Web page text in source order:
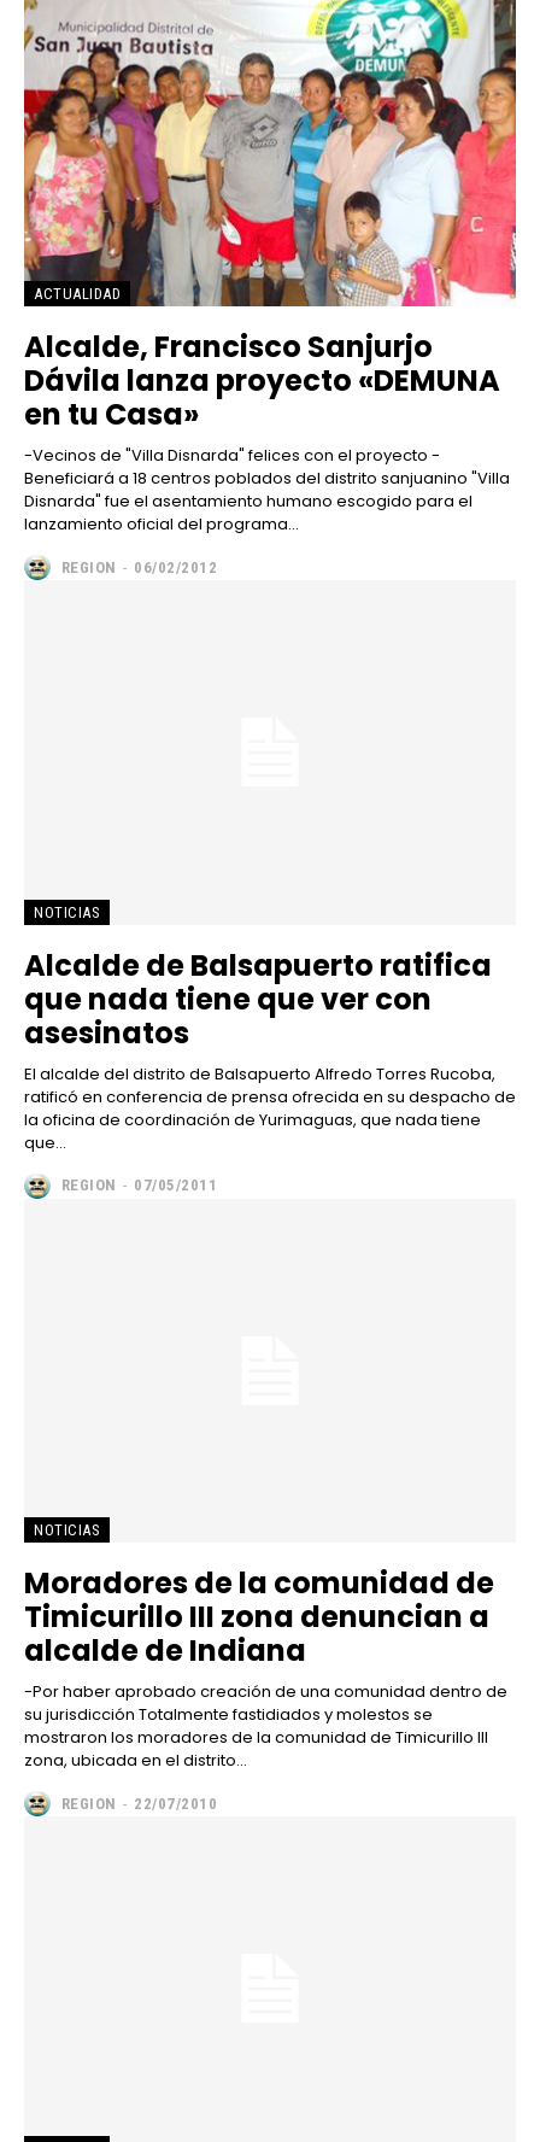
ACTUALIDAD
Alcalde, Francisco Sanjurjo
Dávila lanza proyecto «DEMUNA
en tu Casa»
-Vecinos de "Villa Disnarda" felices con el proyecto -
Beneficiará a 18 centros poblados del distrito sanjuanino "Villa
Disnarda" fue el asentamiento humano escogido para el
lanzamiento oficial del programa...
REGION - 06/02/2012
NOTICIAS
Alcalde de Balsapuerto ratifica
que nada tiene que ver con
asesinatos
El alcalde del distrito de Balsapuerto Alfredo Torres Rucoba,
ratificó en conferencia de prensa ofrecida en su despacho de
la oficina de coordinación de Yurimaguas, que nada tiene
que...
REGION - 07/05/2011
NOTICIAS
Moradores de la comunidad de
Timicurillo III zona denuncian a
alcalde de Indiana
-Por haber aprobado creación de una comunidad dentro de
su jurisdicción Totalmente fastidiados y molestos se
mostraron los moradores de la comunidad de Timicurillo III
zona, ubicada en el distrito...
REGION - 22/07/2010